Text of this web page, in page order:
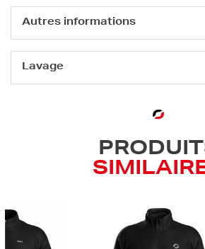
Autres informations
Lavage